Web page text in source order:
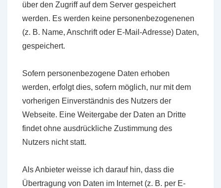
über den Zugriff auf dem Server gespeichert
werden. Es werden keine personenbezogenenen
(z. B. Name, Anschrift oder E-Mail-Adresse) Daten,
gespeichert.
Sofern personenbezogene Daten erhoben
werden, erfolgt dies, sofern möglich, nur mit dem
vorherigen Einverständnis des Nutzers der
Webseite. Eine Weitergabe der Daten an Dritte
findet ohne ausdrückliche Zustimmung des
Nutzers nicht statt.
Als Anbieter weisse ich darauf hin, dass die
Übertragung von Daten im Internet (z. B. per E-